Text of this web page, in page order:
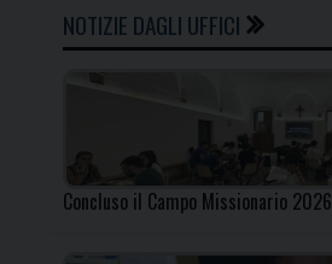
NOTIZIE DAGLI UFFICI
Concluso il Campo Missionario 2026